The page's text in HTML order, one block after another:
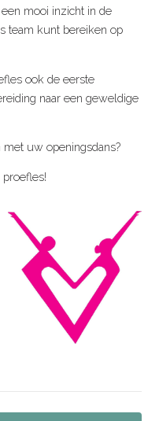
mooi inzicht in de
team kunt bereiken op
ook de eerste
naar een geweldige
uw openingsdans?